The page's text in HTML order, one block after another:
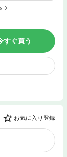
すぐ買う
お気に入り登録